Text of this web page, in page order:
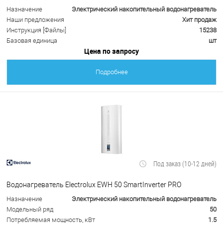
Назначение
Электрический накопительный водонагреватель
Наши предложения
Хит продаж
Инструкция [Файлы]
15238
Базовая единица
шт
Цена по запросу
Подробнее
Под заказ (10-12 дней)
Водонагреватель Electrolux EWH 50 SmartInverter PRO
Назначение
Электрический накопительный водонагреватель
Модельный ряд
50
Потребляемая мощность, кВт
1.5